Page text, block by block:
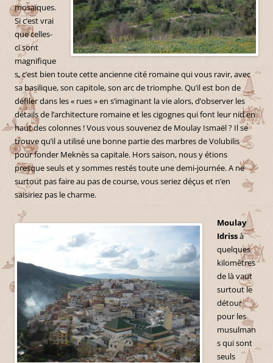
mosaïques.
Si c’est vrai
que celles-
ci sont
magnifique
s, c’est bien toute cette ancienne cité romaine qui vous ravir, avec
sa basilique, son capitole, son arc de triomphe. Qu’il est bon de
défiler dans les « rues » en s’imaginant la vie alors, d’observer les
détails de l’architecture romaine et les cigognes qui font leur nid en
haut des colonnes ! Vous vous souvenez de Moulay Ismaël ? Il se
trouve qu’il a utilisé une bonne partie des marbres de Volubilis
pour fonder Meknès sa capitale. Hors saison, nous y étions
presque seuls et y sommes restés toute une demi-journée. A ne
surtout pas faire au pas de course, vous seriez déçus et n’en
saisiriez pas le charme.
Moulay
Idrissà
quelques
kilomètres
de là vaut
surtout le
détour
pour les
musulman
s qui sont
seuls